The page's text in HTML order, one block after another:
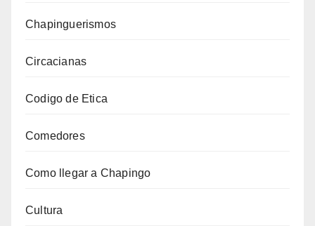
Chapinguerismos
Circacianas
Codigo de Etica
Comedores
Como llegar a Chapingo
Cultura